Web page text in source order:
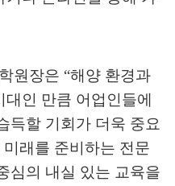
원장은 “해양 환경과
인 만큼 어업인들에
득할 기회가 더욱 중요
미래를 준비하는 전문
심의 내실 있는 교육을